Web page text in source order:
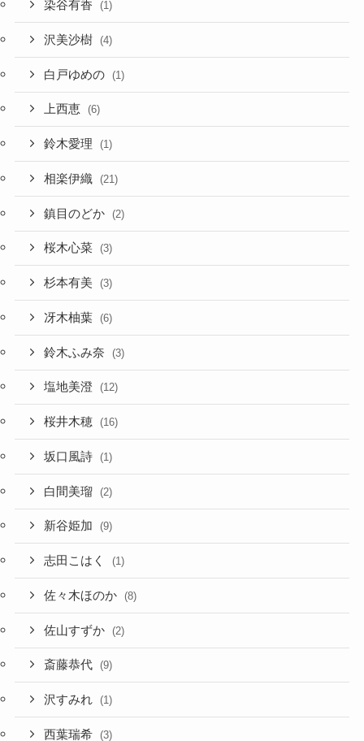
染谷有香 (1)
沢美沙樹 (4)
白戸ゆめの (1)
上西恵 (6)
鈴木愛理 (1)
相楽伊織 (21)
鎮目のどか (2)
桜木心菜 (3)
杉本有美 (3)
冴木柚葉 (6)
鈴木ふみ奈 (3)
塩地美澄 (12)
桜井木穂 (16)
坂口風詩 (1)
白間美瑠 (2)
新谷姫加 (9)
志田こはく (1)
佐々木ほのか (8)
佐山すずか (2)
斎藤恭代 (9)
沢すみれ (1)
西葉瑞希 (3)